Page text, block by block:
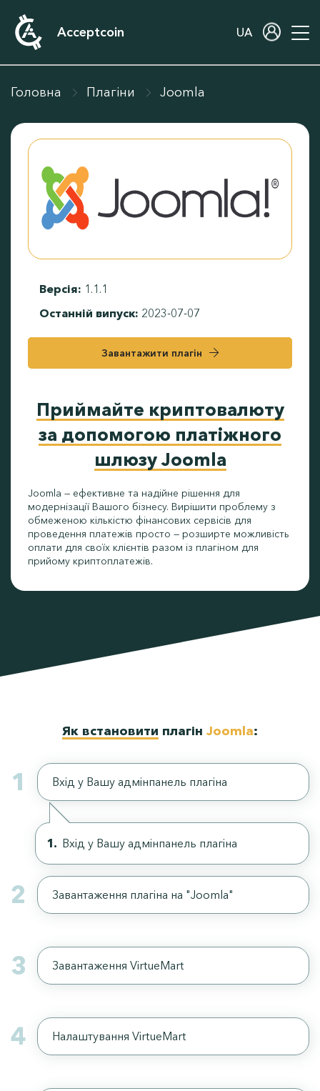
Acceptcoin UA
Головна Плагіни Joomla
Версія: 1.1.1
Останній випуск: 2023-07-07
Завантажити плагін
Приймайте криптовалюту
за допомогою платіжного
шлюзу Joomla
Joomla — ефективне та надійне рішення для
модернізації Вашого бізнесу. Вирішити проблему з
обмеженою кількістю фінансових сервісів для
проведення платежів просто — розширте можливість
оплати для своїх клієнтів разом із плагіном для
прийому криптоплатежів.
Як встановити плагін Joomla:
1 Вхід у Вашу адмінпанель плагіна
Вхід у Вашу адмінпанель плагіна
2 Завантаження плагіна на "Joomla"
3 Завантаження VirtueMart
4 Налаштування VirtueMart